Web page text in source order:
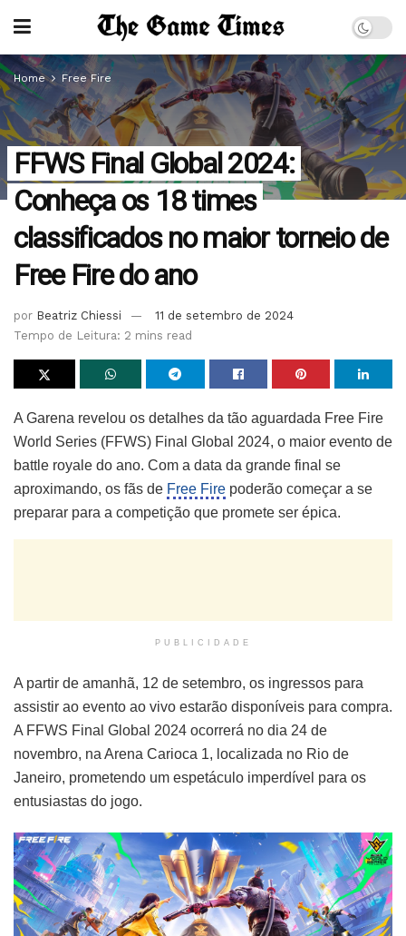
Home Free Fire
FFWS Final Global 2024:
Conheça os 18 times
classificados no maior torneio de
Free Fire do ano
por Beatriz Chiessi
11 de setembro de 2024
Tempo de Leitura: 2 mins read
A Garena revelou os detalhes da tão aguardada Free Fire
World Series (FFWS) Final Global 2024, o maior evento de
battle royale do ano. Com a data da grande final se
aproximando, os fãs de Free Fire poderão começar a se
preparar para a competição que promete ser épica.
PUBLICIDADE
A partir de amanhã, 12 de setembro, os ingressos para
assistir ao evento ao vivo estarão disponíveis para compra.
A FFWS Final Global 2024 ocorrerá no dia 24 de
novembro, na Arena Carioca 1, localizada no Rio de
Janeiro, prometendo um espetáculo imperdível para os
entusiastas do jogo.